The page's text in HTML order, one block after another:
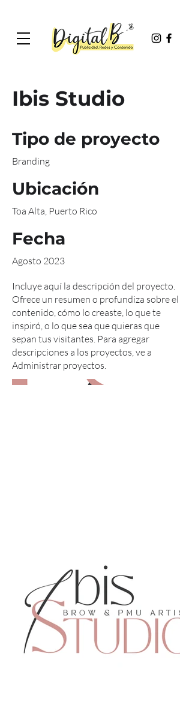
Ibis Studio
Tipo de proyecto
Branding
Ubicación
Toa Alta, Puerto Rico
Fecha
Agosto 2023
Incluye aquí la descripción del proyecto.
Ofrece un resumen o profundiza sobre el
contenido, cómo lo creaste, lo que te
inspiró, o lo que sea que quieras que
sepan tus visitantes. Para agregar
descripciones a los proyectos, ve a
Administrar proyectos.